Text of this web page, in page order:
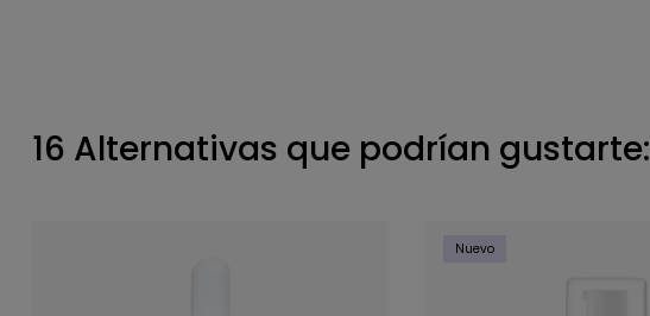
16 Alternativas que podrían gustarte:
Nuevo